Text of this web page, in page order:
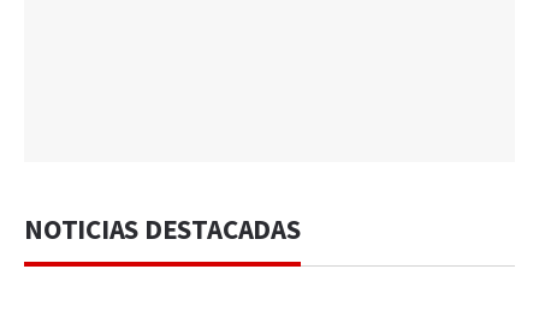
NOTICIAS DESTACADAS